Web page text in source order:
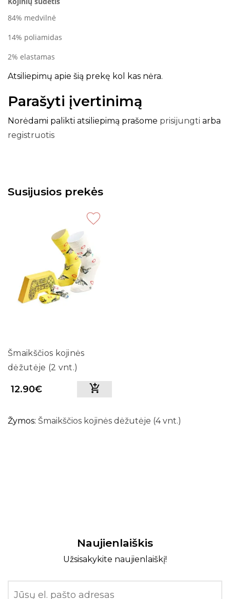
84% medvilnė
14% poliamidas
2% elastamas
Atsiliepimų apie šią prekę kol kas nėra.
Parašyti įvertinimą
Norėdami palikti atsiliepimą prašome prisijungti arba
registruotis
Susijusios prekės
Šmaikščios kojinės
dėžutėje (2 vnt.)
12.90€
Žymos: Šmaikščios kojinės dėžutėje (4 vnt.)
Naujienlaiškis
Užsisakykite naujienlaiškį!